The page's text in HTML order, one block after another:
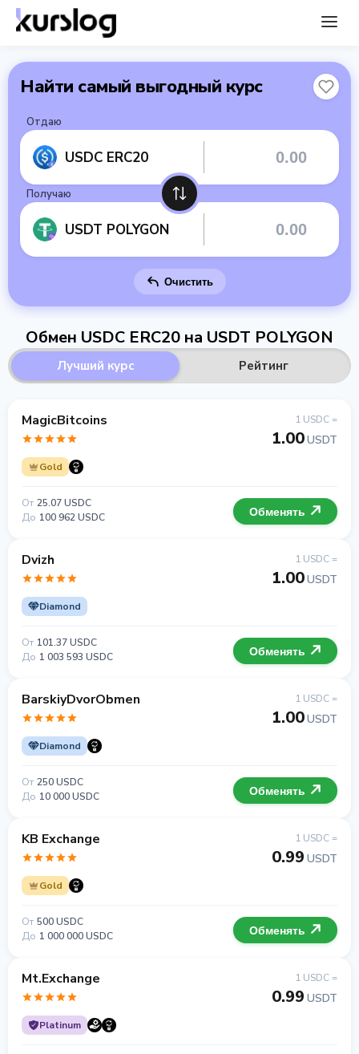
Найти самый выгодный курс
Отдаю
USDC ERC20
Получаю
USDT POLYGON
Очистить
Обмен USDC ERC20 на USDT POLYGON
Лучший курс Рейтинг
MagicBitcoins
Gold
1 USDC =
1.00USDT
От 25.07 USDC
До 100 962 USDC Обменять
Dvizh
Diamond
1 USDC =
1.00USDT
От 101.37 USDC
До 1 003 593 USDC Обменять
BarskiyDvorObmen
Diamond
1 USDC =
1.00USDT
От 250 USDC
До 10 000 USDC Обменять
KB Exchange
Gold
1 USDC =
0.99 USDT
От 500 USDC
До 1 000 000 USDC Обменять
Mt.Exchange
Platinum
1 USDC =
0.99 USDT